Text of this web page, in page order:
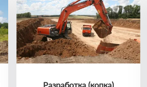
Разработка (копка)